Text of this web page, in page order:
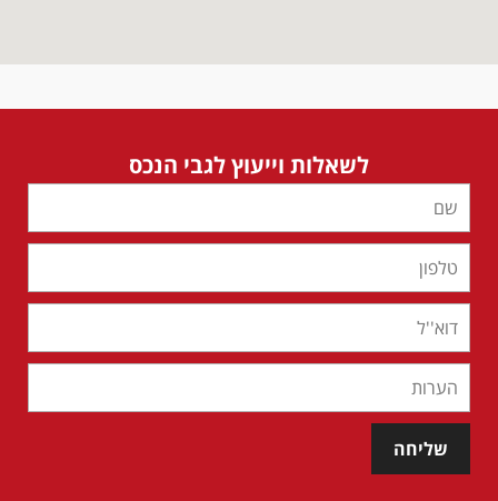
לשאלות וייעוץ לגבי הנכס
שליחה